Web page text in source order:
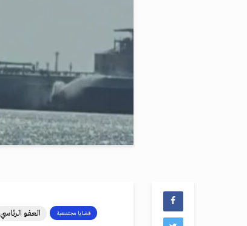
قضايا مجتمعية العفو الرئاسي